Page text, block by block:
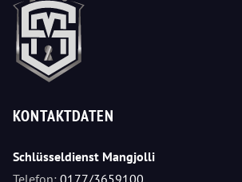
KONTAKTDATEN
Schlüsseldienst Mangjolli